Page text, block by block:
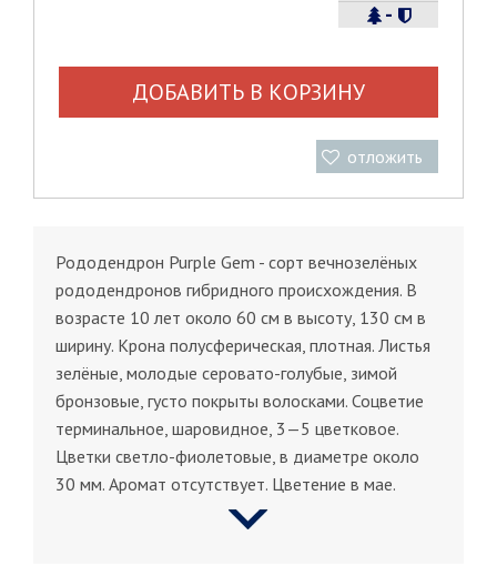
-
ДОБАВИТЬ В КОРЗИНУ
отложить
Рододендрон Purple Gem - сорт вечнозелёных
рододендронов гибридного происхождения. В
возрасте 10 лет около 60 см в высоту, 130 см в
ширину. Крона полусферическая, плотная. Листья
зелёные, молодые серовато-голубые, зимой
бронзовые, густо покрыты волосками. Соцветие
терминальное, шаровидное, 3—5 цветковое.
Цветки светло-фиолетовые, в диаметре около
30 мм. Аромат отсутствует. Цветение в мае.